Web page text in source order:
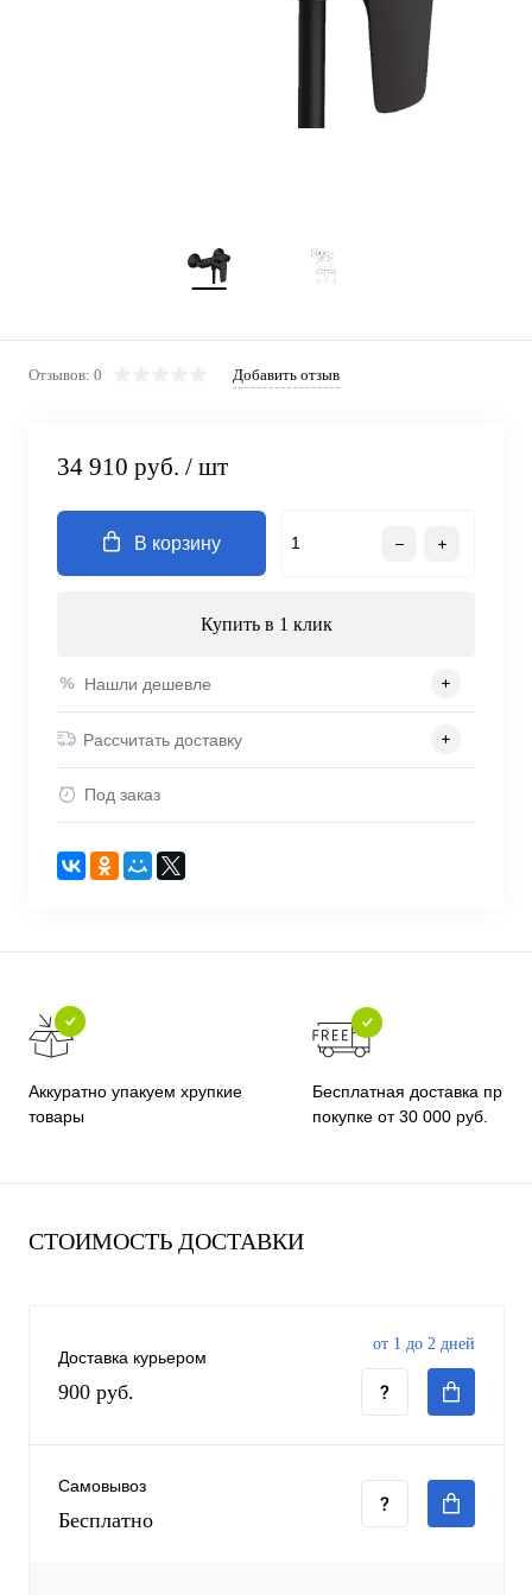
Отзывов: 0 Добавить отзыв
34 910 руб. / шт
В корзину
Купить в 1 клик
Нашли дешевле
Рассчитать доставку
Под заказ
Аккуратно упакуем хрупкие
товары
Бесплатная доставка при
покупке от 30 000 руб.
СТОИМОСТЬ ДОСТАВКИ
Доставка курьером
900 руб.
от 1 до 2 дней
Самовывоз
Бесплатно